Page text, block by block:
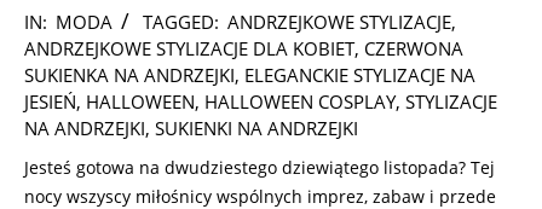
2024-
11-
15
IN: MODA TAGGED: ANDRZEJKOWE STYLIZACJE,
ANDRZEJKOWE STYLIZACJE DLA KOBIET, CZERWONA
SUKIENKA NA ANDRZEJKI, ELEGANCKIE STYLIZACJE NA
JESIEŃ, HALLOWEEN, HALLOWEEN COSPLAY, STYLIZACJE
NA ANDRZEJKI, SUKIENKI NA ANDRZEJKI
Jesteś gotowa na dwudziestego dziewiątego listopada? Tej
nocy wszyscy miłośnicy wspólnych imprez, zabaw i przede